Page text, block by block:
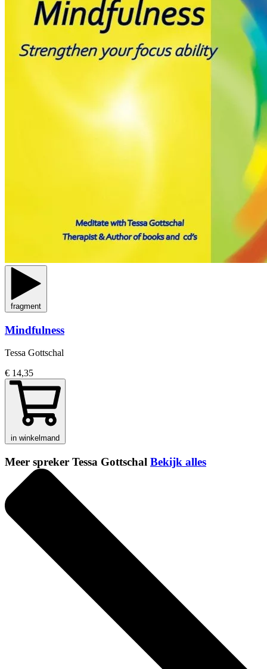
fragment
Mindfulness
Tessa Gottschal
€ 14,35
in winkelmand
Meer spreker Tessa Gottschal Bekijk alles